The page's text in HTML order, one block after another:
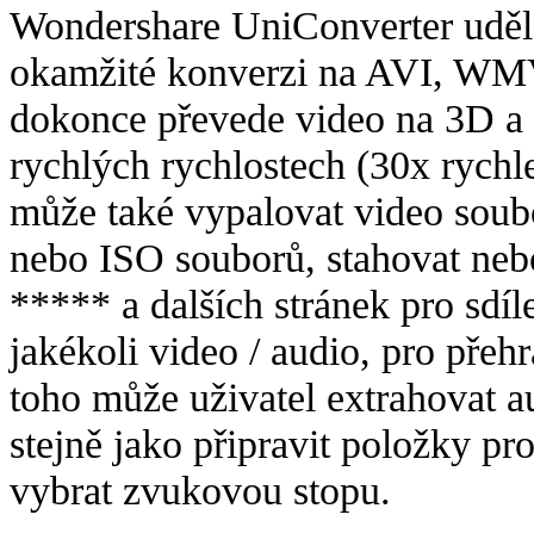
Wondershare UniConverter
okamžité konverzi na AVI,
dokonce převede video na 3D
rychlých rychlostech (30x
může také vypalovat video
nebo ISO souborů, stahovat
***** a dalších stránek pro
jakékoli video / audio, pro
toho může uživatel extrahovat
stejně jako připravit položky
vybrat zvukovou stopu.